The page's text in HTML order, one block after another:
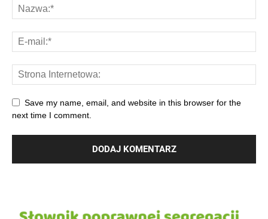
Save my name, email, and website in this browser for the
next time I comment.